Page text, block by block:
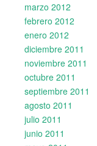
marzo 2012
febrero 2012
enero 2012
diciembre 2011
noviembre 2011
octubre 2011
septiembre 2011
agosto 2011
julio 2011
junio 2011